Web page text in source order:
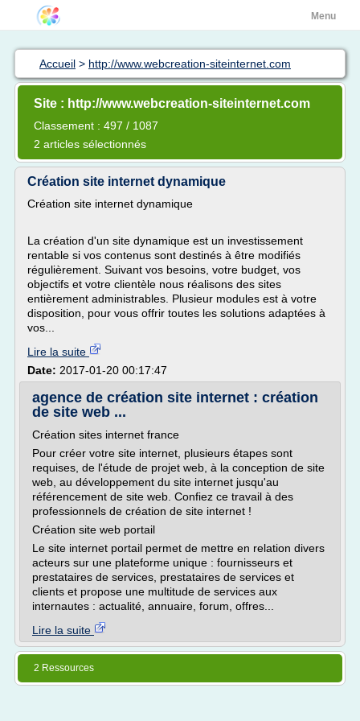
Menu
Accueil > http://www.webcreation-siteinternet.com
Site : http://www.webcreation-siteinternet.com
Classement : 497 / 1087
2 articles sélectionnés
Création site internet dynamique
Création site internet dynamique
La création d'un site dynamique est un investissement
rentable si vos contenus sont destinés à être modifiés
régulièrement. Suivant vos besoins, votre budget, vos
objectifs et votre clientèle nous réalisons des sites
entièrement administrables. Plusieur modules est à votre
disposition, pour vous offrir toutes les solutions adaptées à
vos...
Lire la suite
Date: 2017-01-20 00:17:47
agence de création site internet : création
de site web ...
Création sites internet france
Pour créer votre site internet, plusieurs étapes sont
requises, de l'étude de projet web, à la conception de site
web, au développement du site internet jusqu'au
référencement de site web. Confiez ce travail à des
professionnels de création de site internet !
Création site web portail
Le site internet portail permet de mettre en relation divers
acteurs sur une plateforme unique : fournisseurs et
prestataires de services, prestataires de services et
clients et propose une multitude de services aux
internautes : actualité, annuaire, forum, offres...
Lire la suite
2 Ressources